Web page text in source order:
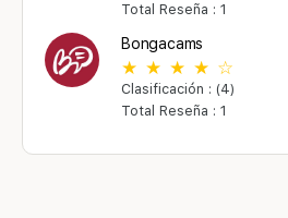
Total Reseña : 1
Bongacams
Clasificación : (4)
Total Reseña : 1